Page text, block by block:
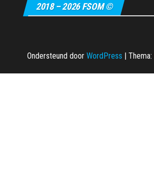
2018 – 2026 FSOM ©
Ondersteund door WordPress | Thema: